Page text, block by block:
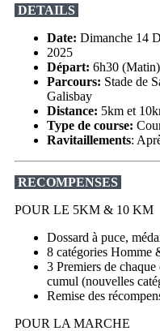
DETAILS
Date: Dimanche 14
2025
Départ: 6h30 (Matin)
Parcours: Stade de
Galisbay
Distance: 5km et
Type de course:
Ravitaillements:
RECOMPENSES
POUR LE 5KM & 10 KM
Dossard à puce,
8 catégories Homme
3 Premiers de
cumul (nouvelles
Remise des
POUR LA MARCHE